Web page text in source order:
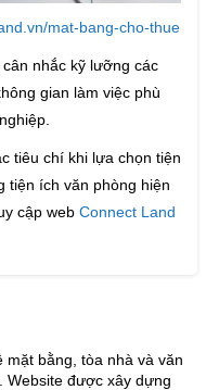
mat-bang-cho-thue
nhắc kỹ lưỡng các
gian làm việc phù
tiêu chí khi lựa chọn tiện
tiện ích văn phòng hiện
cập web Connect Land
mặt bằng, tòa nhà và văn
Website được xây dựng